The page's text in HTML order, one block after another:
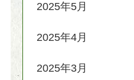
2025年5月
2025年4月
2025年3月